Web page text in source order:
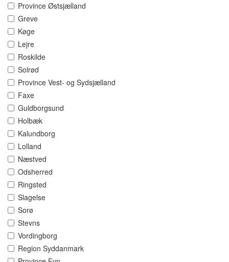
Province Østsjælland
Greve
Køge
Lejre
Roskilde
Solrød
Province Vest- og Sydsjælland
Faxe
Guldborgsund
Holbæk
Kalundborg
Lolland
Næstved
Odsherred
Ringsted
Slagelse
Sorø
Stevns
Vordingborg
Region Syddanmark